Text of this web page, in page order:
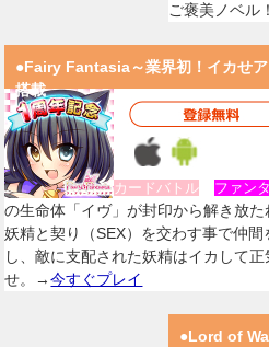
ご褒美ノベル
●Fairy Fantasia～業界初！イカせア
搭載
カードバトル ファン
の生命体「イヴ」が封印から解き放た
妖精と契り（SEX）を交わす事で仲間
し、敵に支配された妖精はイカして正
せ。→今すぐプレイ
●Lord of